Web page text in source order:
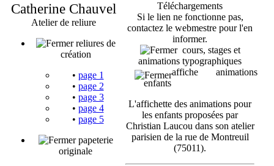
Catherine Chauvel
Atelier de reliure
reliures de
création
• page 1
• page 2
• page 3
• page 4
• page 5
papeterie
originale
Téléchargements
Si le lien ne fonctionne pas,
contactez le webmestre pour l'en
informer.
cours, stages et
animations typographiques
affiche animations
enfants
L'affichette des animations pour
les enfants proposées par
Christian Laucou dans son atelier
parisien de la rue de Montreuil
(75011).